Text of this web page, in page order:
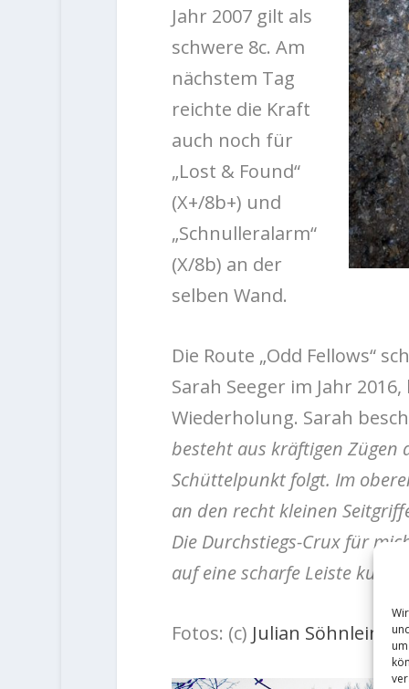
Jahr 2007 gilt als
schwere 8c. Am
nächstem Tag
reichte die Kraft
auch noch für
„Lost & Found“
(X+/8b+) und
„Schnulleralarm“
(X/8b) an der
selben Wand.
Die Route „Odd Fellows“
Sarah Seeger im Jahr
Wiederholung. Sarah
besteht aus kräftigen Zügen
Schüttelpunkt folgt. Im
an den recht kleinen
Die Durchstiegs-Crux für
auf eine scharfe Leiste kurz
Fotos: (c) Julian Söhnlein